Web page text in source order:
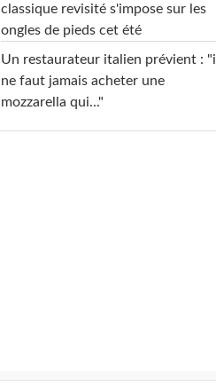
classique revisité s'impose sur les
ongles de pieds cet été
Un restaurateur italien prévient : "il
ne faut jamais acheter une
mozzarella qui..."